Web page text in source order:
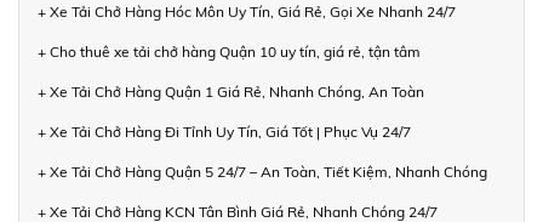
+ Xe Tải Chở Hàng Hóc Môn Uy Tín, Giá Rẻ, Gọi Xe Nhanh 24/7
+ Cho thuê xe tải chở hàng Quận 10 uy tín, giá rẻ, tận tâm
+ Xe Tải Chở Hàng Quận 1 Giá Rẻ, Nhanh Chóng, An Toàn
+ Xe Tải Chở Hàng Đi Tỉnh Uy Tín, Giá Tốt | Phục Vụ 24/7
+ Xe Tải Chở Hàng Quận 5 24/7 – An Toàn, Tiết Kiệm, Nhanh Chóng
+ Xe Tải Chở Hàng KCN Tân Bình Giá Rẻ, Nhanh Chóng 24/7